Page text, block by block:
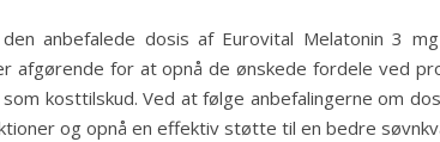
anbefalede dosis af Eurovital Melatonin 3
afgørende for at opnå de ønskede fordele ved
kosttilskud. Ved at følge anbefalingerne om
og opnå en effektiv støtte til en bedre